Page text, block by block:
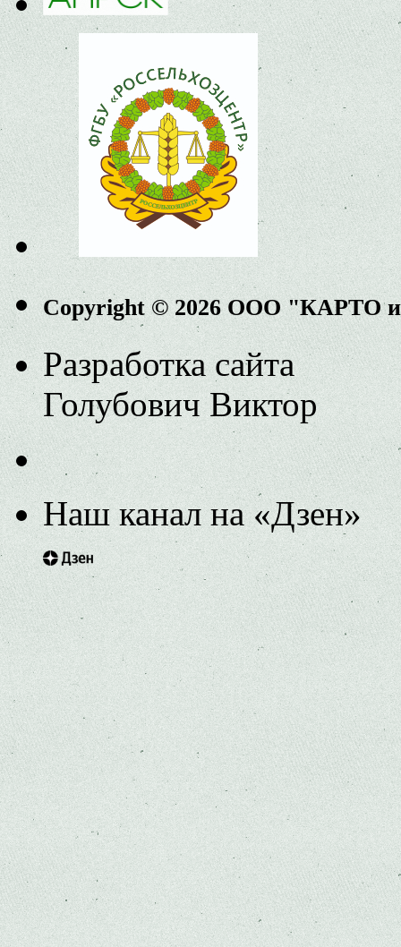
Copyright © 2026 ООО "КАРТО
Разработка сайта
Голубович Виктор
Наш канал на «Дзен»